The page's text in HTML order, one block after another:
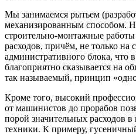
Мы занимаемся рытьем
механизированным способом.
строительно-монтажные
расходов, причём, не только на
административного блока, что
благоприятно сказывается на
так называемый, принцип
Кроме того, высокий
от машинистов до прорабов
порой значительных расходов
техники. К примеру,